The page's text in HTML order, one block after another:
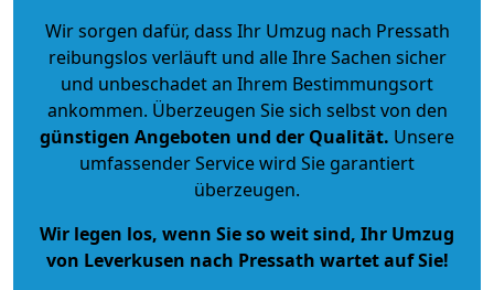
Wir sorgen dafür, dass Ihr Umzug nach Pressath
reibungslos verläuft und alle Ihre Sachen sicher
und unbeschadet an Ihrem Bestimmungsort
ankommen. Überzeugen Sie sich selbst von den
günstigen Angeboten und der Qualität. Unsere
umfassender Service wird Sie garantiert
überzeugen.
Wir legen los, wenn Sie so weit sind, Ihr Umzug
von Leverkusen nach Pressath wartet auf Sie!